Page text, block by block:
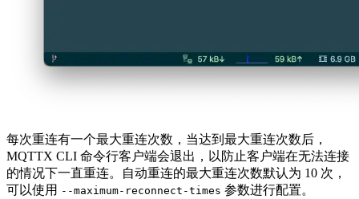
每次重连有一个最大重连次数，当达到最大重连次数后，
MQTTX CLI 命令行客户端会退出，以防止客户端在无法连接
的情况下一直重连。自动重连的最大重连次数默认为 10 次，
可以使用 --maximum-reconnect-times 参数进行配置。